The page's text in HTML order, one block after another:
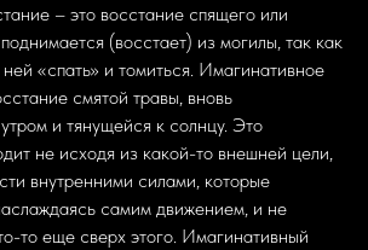
– это восстание спящего или
(восстает) из могилы, так как
«спать» и томиться. Имагинативное
смятой травы, вновь
и тянущейся к солнцу. Это
не исходя из какой-то внешней цели,
внутренними силами, которые
самим движением, и не
то еще сверх этого. Имагинативный